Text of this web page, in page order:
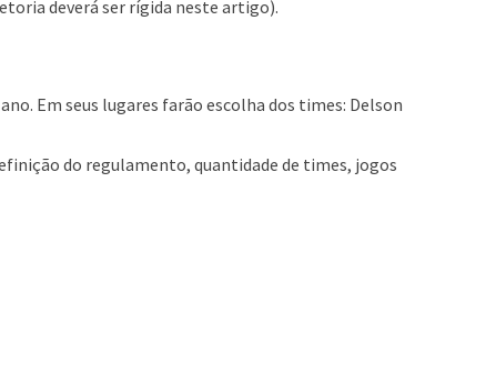
deverá ser rígida neste artigo).
Em seus lugares farão escolha dos times: Delson
do regulamento, quantidade de times, jogos